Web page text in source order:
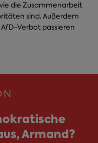
die Zusammenarbeit
sind. Außerdem
Verbot passieren
Armand?